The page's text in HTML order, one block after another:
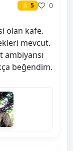
⭐ 5
0
olan kafe.
mevcut.
ambiyansı
beğendim.